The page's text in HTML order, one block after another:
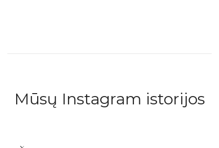
Mūsų Instagram istorijos